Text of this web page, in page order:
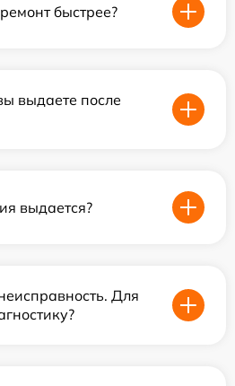
быстрее?
выдаете после
выдается?
Для